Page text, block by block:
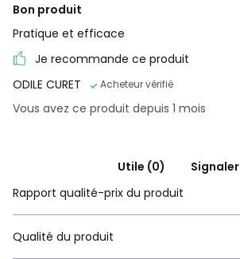
Bon produit
Pratique et efficace
Je recommande ce produit
ODILE CURET
Acheteur vérifié
Vous avez ce produit depuis 1 mois
Utile (0)
Signaler
Rapport qualité-prix du produit
Qualité du produit